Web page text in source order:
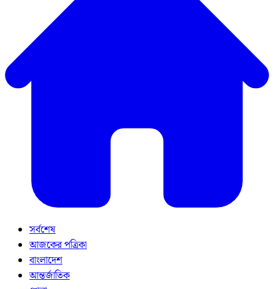
সর্বশেষ
আজকের পত্রিকা
বাংলাদেশ
আন্তর্জাতিক